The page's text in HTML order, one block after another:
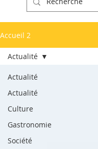
Accueil 2
Actualité
Actualité
Culture
Gastronomie
Société
Actualité